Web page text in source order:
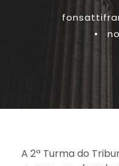
•
A 2ª Turma do